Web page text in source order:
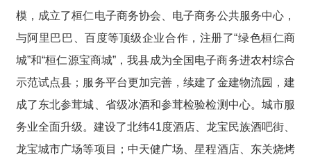
模，成立了桓仁电子商务协会、电子商务公共服务中心，
与阿里巴巴、百度等顶级企业合作，注册了“绿色桓仁商
城”和“桓仁源宝商城”，我县成为全国电子商务进农村综合
示范试点县；服务平台更加完善，续建了金建物流园，建
成了东北参茸城、省级冰酒和参茸检验检测中心。城市服
务业全面升级。建设了北纬41度酒店、龙宝民族酒吧街、
龙宝城市广场等项目；中天健广场、星程酒店、东关烧烤